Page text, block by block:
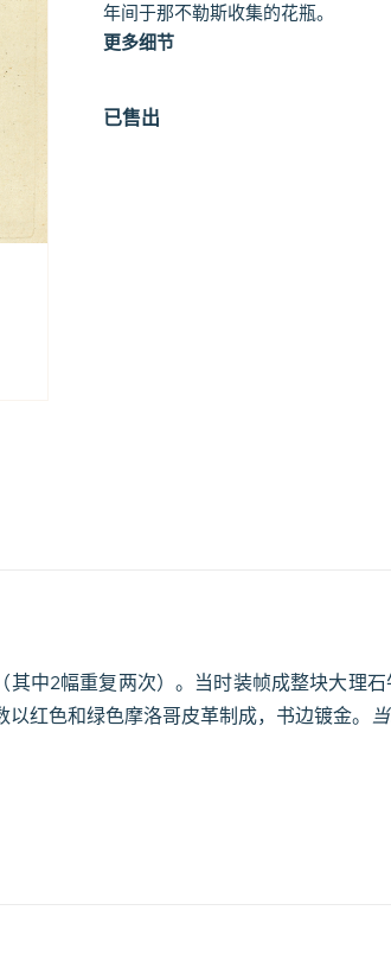
已售出
年间于那不勒斯收集的花瓶。
更多细节
中2幅重复两次）。当时装帧成整块大理
红色和绿色摩洛哥皮革制成，书边镀金。